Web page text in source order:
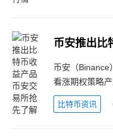
币安推出比
币安（Binance
看涨期权策略
比特币资讯